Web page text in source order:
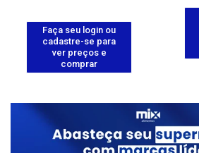
Faça seu login ou
cadastre-se para
ver preços e
comprar